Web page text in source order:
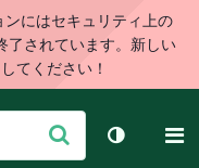
ンにはセキュリティ上の
了されています。新しい
てください！
信
テーマを